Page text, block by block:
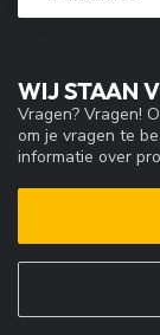
WIJ STAAN
Vragen? Vragen!
om je vragen te
informatie over